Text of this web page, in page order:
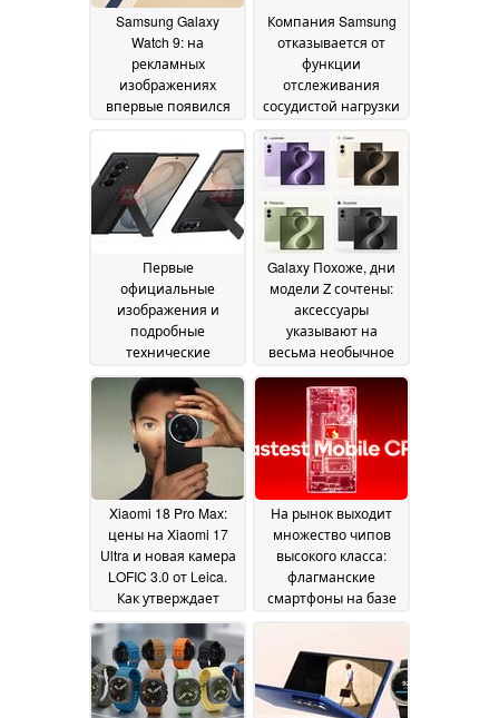
Samsung Galaxy
Watch 9: на
рекламных
изображениях
впервые появился
18 July 2026
Компания Samsung
отказывается от
функции
отслеживания
сосудистой нагрузки
Galaxy Watch в США
02 July 2026
Первые
официальные
изображения и
подробные
технические
трёх моделей
Samsung серии «
Galaxy » с дисплеем
Z Fold в преддверии
запуска30 June 2026
Galaxy Похоже, дни
модели Z сочтены:
аксессуары
указывают на
весьма необычное
конкурента iPhone
Ultra от Samsung
June 2026
Xiaomi 18 Pro Max:
цены на Xiaomi 17
Ultra и новая камера
LOFIC 3.0 от Leica.
Как утверждает
Xiaomi 18 Ultra всё-
таки не закрыт28 June
2026
На рынок выходит
множество чипов
высокого класса:
флагманские
смартфоны на базе
скорее всего, будут
стоить очень дорого
28 June 2026